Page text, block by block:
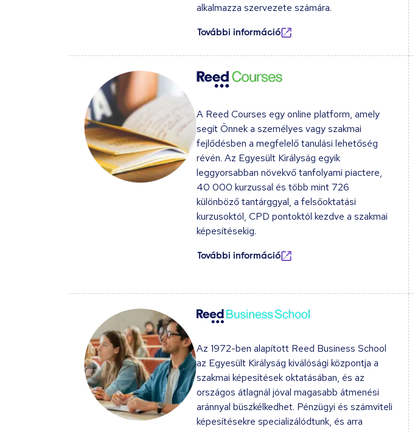
alkalmazza szervezete számára.
További információ
A Reed Courses egy online platform, amely
segít Önnek a személyes vagy szakmai
fejlődésben a megfelelő tanulási lehetőség
révén. Az Egyesült Királyság egyik
leggyorsabban növekvő tanfolyami piactere,
40 000 kurzussal és több mint 726
különböző tantárggyal, a felsőoktatási
kurzusoktól, CPD pontoktól kezdve a szakmai
képesítésekig.
További információ
Az 1972-ben alapított Reed Business School
az Egyesült Királyság kiválósági központja a
szakmai képesítések oktatásában, és az
országos átlagnál jóval magasabb átmenési
aránnyal büszkélkedhet. Pénzügyi és számviteli
képesítésekre specializálódtunk, és arra